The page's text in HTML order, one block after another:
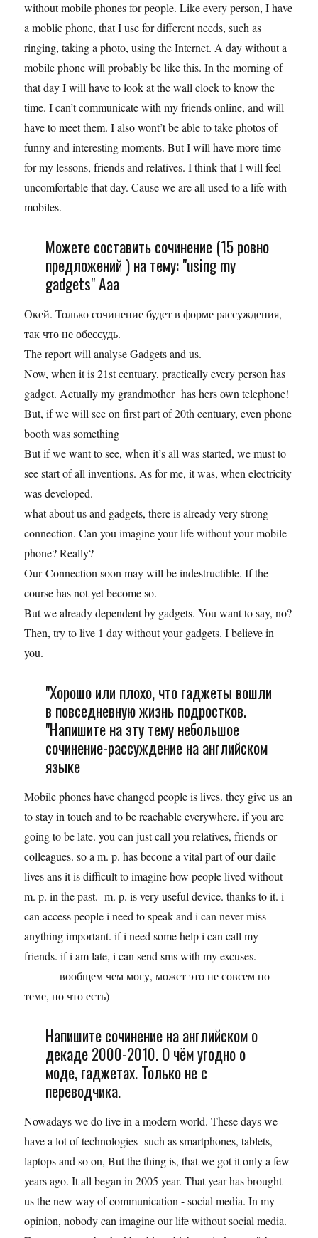
without mobile phones for people. Like every person, I have
a moblie phone, that I use for different needs, such as
ringing, taking a photo, using the Internet. A day without a
mobile phone will probably be like this. In the morning of
that day I will have to look at the wall clock to know the
time. I can’t communicate with my friends online, and will
have to meet them. I also wont’t be able to take photos of
funny and interesting moments. But I will have more time
for my lessons, friends and relatives. I think that I will feel
uncomfortable that day. Cause we are all used to a life with
mobiles.
Можете составить сочинение (15 ровно
предложений ) на тему: "using my
gadgets" Ааа
Окей. Только сочинение будет в форме рассуждения,
так что не обессудь.
The report will analyse Gadgets and us.
Now, when it is 21st centuary, practically every person has
gadget. Actually my grandmother has hers own telephone!
But, if we will see on first part of 20th centuary, even phone
booth was something
But if we want to see, when it’s all was started, we must to
see start of all inventions. As for me, it was, when electricity
was developed.
what about us and gadgets, there is already very strong
connection. Can you imagine your life without your mobile
phone? Really?
Our Connection soon may will be indestructible. If the
course has not yet become so.
But we already dependent by gadgets. You want to say, no?
Then, try to live 1 day without your gadgets. I believe in
you.
"Хорошо или плохо, что гаджеты вошли
в повседневную жизнь подростков.
"Напишите на эту тему небольшое
сочинение-рассуждение на английском
языке
Mobile phones have changed people is lives. they give us an
to stay in touch and to be reachable everywhere. if you are
going to be late. you can just call you relatives, friends or
colleagues. so a m. p. has becone a vital part of our daile
lives ans it is difficult to imagine how people lived without
m. p. in the past. m. p. is very useful device. thanks to it. i
can access people i need to speak and i can never miss
anything important. if i need some help i can call my
friends. if i am late, i can send sms with my excuses.
вообщем чем могу, может это не совсем по
теме, но что есть)
Напишите сочинение на английском о
декаде 2000-2010. О чём угодно о
моде, гаджетах. Только не с
переводчика.
Nowadays we do live in a modern world. These days we
have a lot of technologies such as smartphones, tablets,
laptops and so on, But the thing is, that we got it only a few
years ago. It all began in 2005 year. That year has brought
us the new way of communication - social media. In my
opinion, nobody can imagine our life without social media.